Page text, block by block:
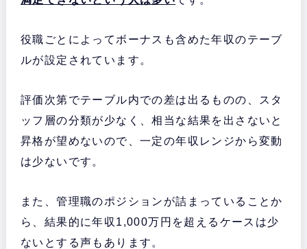
役職ごとによってボーナスも含めた年収のテーブ
ルが設定されています。
評価次第でテーブル内での差は出るものの、スタ
ッフ層の分類が少なく、相当な結果を出さないと
昇格が望めないので、一定の年収レンジから変動
は少ないです。
また、管理職のポジションが詰まっていることか
ら、結果的に年収1,000万円を超えるケースは少
ないとする声もあります。